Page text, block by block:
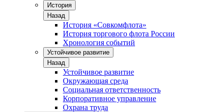
История
Назад
История «Совкомфлота»
История торгового флота России
Хронология событий
Устойчивое развитие
Назад
Устойчивое развитие
Окружающая среда
Социальная ответственность
Корпоративное управление
Охрана труда